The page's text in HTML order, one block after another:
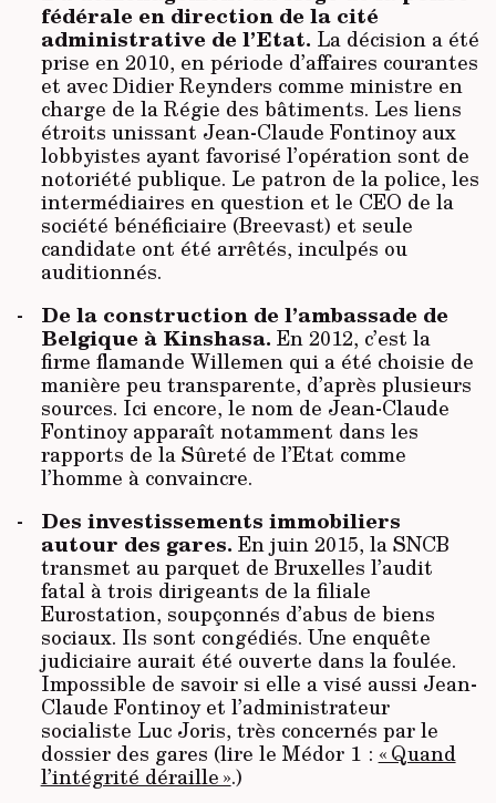
fédérale en direction de la cité
administrative de l’Etat. La décision a été
prise en 2010, en période d’affaires courantes
et avec Didier Reynders comme ministre en
charge de la Régie des bâtiments. Les liens
étroits unissant Jean-Claude Fontinoy aux
lobbyistes ayant favorisé l’opération sont de
notoriété publique. Le patron de la police, les
intermédiaires en question et le CEO de la
société bénéficiaire (Breevast) et seule
candidate ont été arrêtés, inculpés ou
auditionnés.
De la construction de l’ambassade de
Belgique à Kinshasa. En 2012, c’est la
firme flamande Willemen qui a été choisie de
manière peu transparente, d’après plusieurs
sources. Ici encore, le nom de Jean-Claude
Fontinoy apparaît notamment dans les
rapports de la Sûreté de l’Etat comme
l’homme à convaincre.
Des investissements immobiliers
autour des gares. En juin 2015, la SNCB
transmet au parquet de Bruxelles l’audit
fatal à trois dirigeants de la filiale
Eurostation, soupçonnés d’abus de biens
sociaux. Ils sont congédiés. Une enquête
judiciaire aurait été ouverte dans la foulée.
Impossible de savoir si elle a visé aussi Jean-
Claude Fontinoy et l’administrateur
socialiste Luc Joris, très concernés par le
dossier des gares (lire le Médor 1 : « Quand
l’intégrité déraille ».)